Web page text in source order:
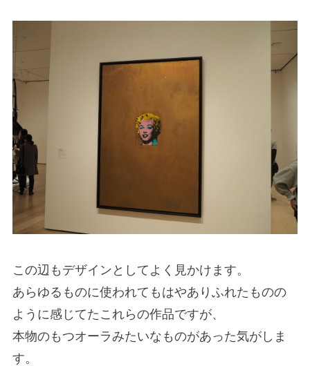
この辺もデザインとしてよく見かけます。
あらゆるものに使われてもはやありふれたものの
ように感じてたこれらの作品ですが、
本物のもつオーラみたいなものがあった気がしま
す。